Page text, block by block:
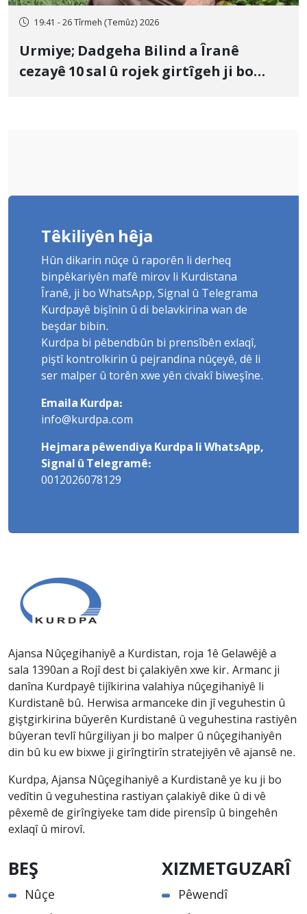
19:41 - 26 Tîrmeh (Temûz) 2026
Urmiye; Dadgeha Bilind a Îranê
cezayê 10 sal û rojek girtîgeh ji bo
Têkiliyên hêja
Hûn dikarin nûçe û raporên li derheq
binpêkariyên mafê mirov li Kurdistana
Îranê, ji bo WhatsApp, Signal û Telegrama
Kurdpayê bişînin û di belavkirina wan de
beşdar bibin.
Kurdpa bi pêbendbûn bi prensîbên exlaqî,
piştî kontrolkirin û pejrandina nûçeyê, dê li
ser malper û torên xwe yên civakî biweşîne.
Emaila Kurdpa:
info@kurdpa.com
Hejmara pêwendiya Kurdpa li WhatsApp,
Signal û Telegramê:
0012026078129
Ajansa Nûçegihaniyê a Kurdistan, roja 1ê Gelawêjê a
sala 1390an a Rojî dest bi çalakiyên xwe kir. Armanc ji
danîna Kurdpayê tijîkirina valahiya nûçegihaniyê li
Kurdistanê bû. Herwisa armanceke din jî veguhestin û
giştgirkirina bûyerên Kurdistanê û veguhestina rastiyên
bûyeran tevlî hûrgiliyan ji bo malper û nûçegihaniyên
din bû ku ew bixwe ji girîngtirîn stratejiyên vê ajansê ne.
Kurdpa, Ajansa Nûçegihaniyê a Kurdistanê ye ku ji bo
vedîtin û veguhestina rastiyan çalakiyê dike û di vê
pêxemê de girîngiyeke tam dide pirensîp û bingehên
exlaqî û mirovî.
BEŞ
Nûçe
XIZMETGUZARÎ
Pêwendî